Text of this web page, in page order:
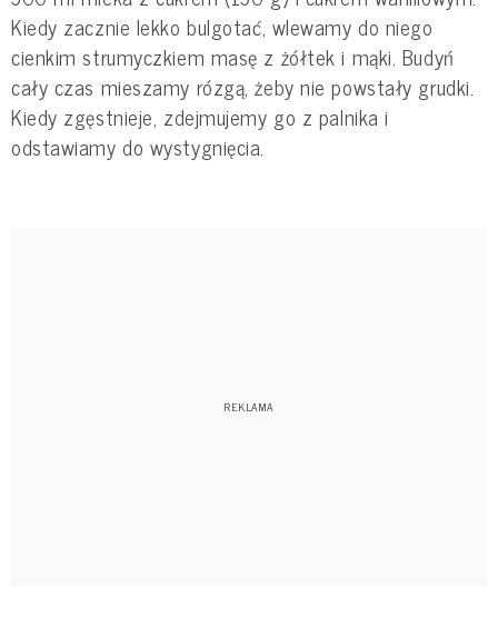
Kiedy zacznie lekko bulgotać, wlewamy do niego
cienkim strumyczkiem masę z żółtek i mąki. Budyń
cały czas mieszamy rózgą, żeby nie powstały grudki.
Kiedy zgęstnieje, zdejmujemy go z palnika i
odstawiamy do wystygnięcia.